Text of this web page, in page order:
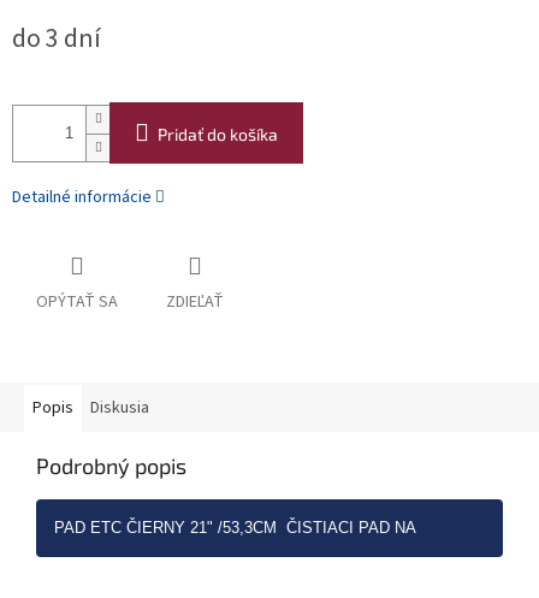
cena:
do 3 dní
Pridať do košíka
Detailné informácie
OPÝTAŤ SA ZDIEĽAŤ
Popis Diskusia
Podrobný popis
PAD ETC ČIERNY 21" /53,3CM ČISTIACI PAD NA